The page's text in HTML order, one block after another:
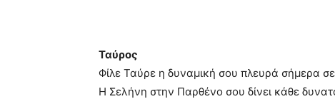
Ταύρος
Φίλε Ταύρε η δυναμική σου πλευρά σήμερα
Η Σελήνη στην Παρθένο σου δίνει κάθε